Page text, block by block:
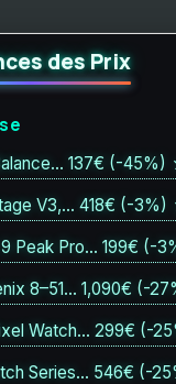
des Prix
137€ (-45%)
V3,… 418€ (-3%)
9 Peak Pro… 199€ (-
8–51… 1,090€ (-
Watch… 299€ (-
Series… 546€ (-